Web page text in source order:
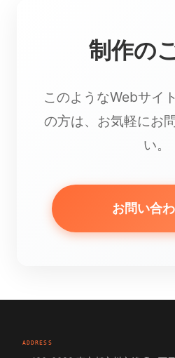
制作の
このようなWebサイ
の方は、お気軽にお
い。
お問い合
ADDRESS